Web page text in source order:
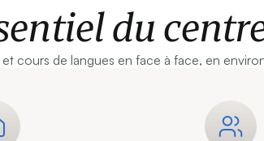
du
cours de langues en face à face, en